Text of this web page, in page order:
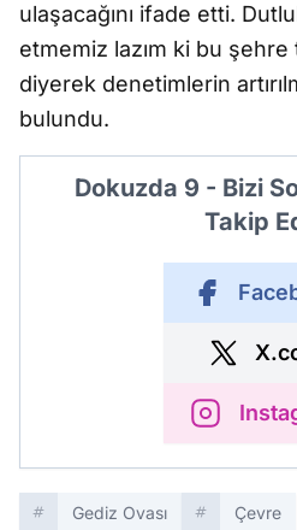
ulaşacağını ifade etti.
etmemiz lazım ki bu
diyerek denetimlerin
bulundu.
Dokuzda 9 - Bizi
Takip
Gediz Ovası Çevre